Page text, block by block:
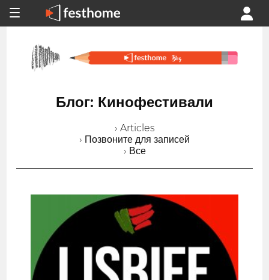
Блог: Кинофестивали
› Articles
› Позвоните для записей
› Все